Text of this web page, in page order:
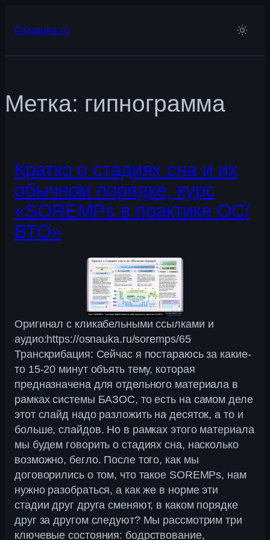
Osnauka.ru
Метка: гипнограмма
Кратко о стадиях сна и их
обычном порядке, курс
«SOREMPs в практике ОС/
ВТО»
Оригинал с кликабельными ссылками и
аудио:https://osnauka.ru/soremps/65
Транскрибация: Сейчас я постараюсь за какие-
то 15-20 минут объять тему, которая
предназначена для отдельного материала в
рамках системы БАЗОС, то есть на самом деле
этот слайд надо разложить на десяток, а то и
больше, слайдов. Но в рамках этого материала
мы будем говорить о стадиях сна, насколько
возможно, бегло. После того, как мы
договорились о том, что такое SOREMPs, нам
нужно разобраться, а как же в норме эти
стадии друг друга сменяют, в каком порядке
друг за другом следуют? Мы рассмотрим три
ключевые состояния: бодрствование,